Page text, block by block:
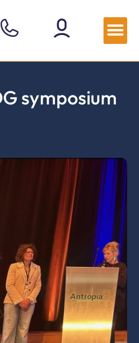
symposium